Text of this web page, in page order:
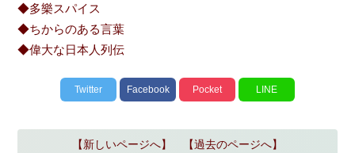
◆多樂スパイス
◆ちからのある言葉
◆偉大な日本人列伝
Twitter Facebook Pocket LINE
【新しいページへ】 【過去のページへ】